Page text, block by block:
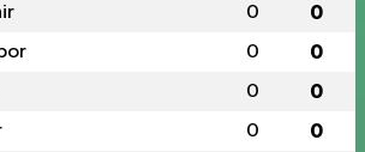
0 0
0 0
0 0
0 0